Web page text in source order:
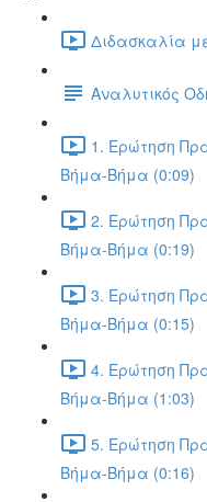
Διδασκαλία
Αναλυτικός
1. Ερώτηση
Βήμα-Βήμα (0:09)
2. Ερώτηση
Βήμα-Βήμα (0:19)
3. Ερώτηση
Βήμα-Βήμα (0:15)
4. Ερώτηση
Βήμα-Βήμα (1:03)
5. Ερώτηση
Βήμα-Βήμα (0:16)